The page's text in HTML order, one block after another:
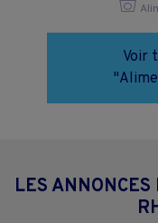
Voir
LES